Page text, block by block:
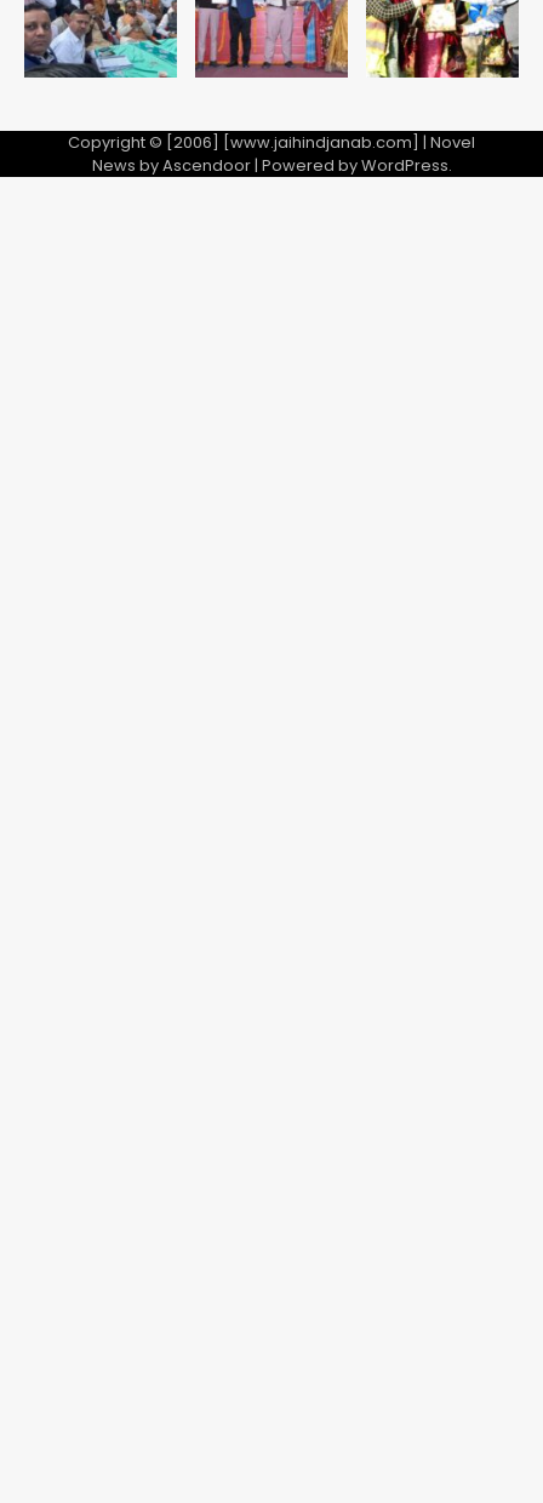
Copyright © [2006] [www.jaihindjanab.com] | Novel
News byAscendoor| Powered byWordPress.